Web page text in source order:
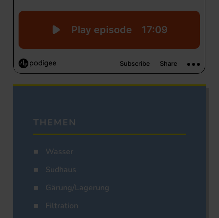
THEMEN
Wasser
Sudhaus
Gärung/Lagerung
Filtration